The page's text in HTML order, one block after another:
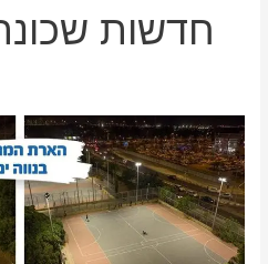
חדשות
שדרוג
מגרשי
ספורט
בנווה
ים